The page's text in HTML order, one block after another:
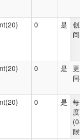
0 是
0 是
0 是